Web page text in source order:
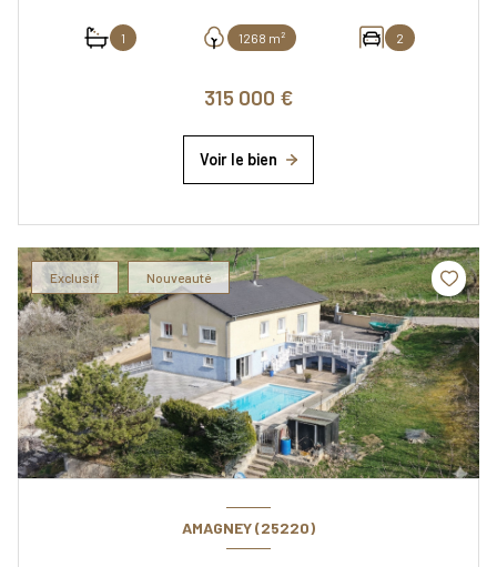
1 1268 m² 2
315 000 €
Voir le bien
Exclusif Nouveauté
AMAGNEY (25220)